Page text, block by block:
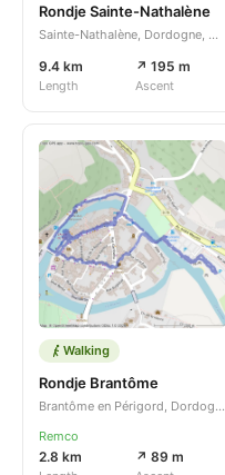
Rondje Sainte-Nathalène
Sainte-Nathalène, Dordogne, Nouvelle-Aquitaine, FR
9.4 km
Length
↗ 195 m
Ascent
Walking
Rondje Brantôme
Brantôme en Périgord, Dordogne, Nouvelle-Aquitaine, FR
Remco
2.8 km ↗ 89 m